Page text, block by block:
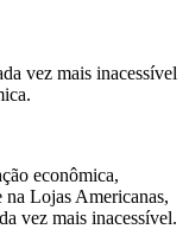
vez mais inacessível
econômica,
Lojas Americanas,
vez mais inacessível.